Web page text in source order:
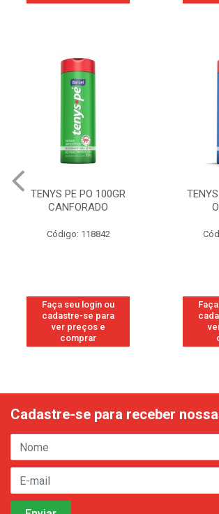
TENYS PE PO 100GR
CANFORADO
Código: 118842
Faça seu login ou
cadastre-se para
ver preços e
comprar
Cadastre-se para receber